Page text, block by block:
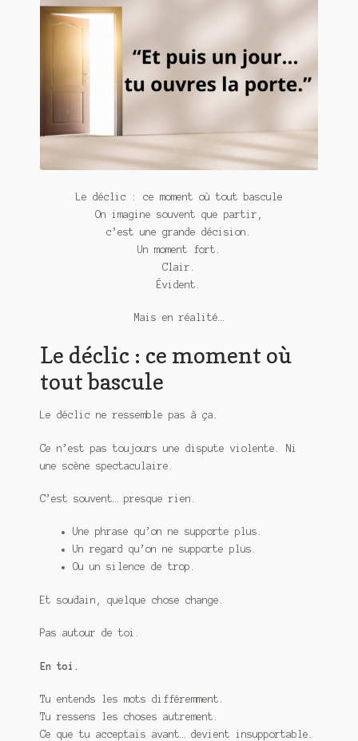
De(s)tracteur réduit au silence
Entre père et fils
Il fallait me laisser mourir
Les boules du Père Noël
Meurtre en alternance
Mon admirateur de l’avent
Sans retour
Une baffe et ça repart
Le déclic : ce moment où tout bascule
On imagine souvent que partir,
c’est une grande décision.
Un moment fort.
Clair.
Évident.
Mais en réalité…
Le déclic : ce moment où
tout bascule
Le déclic ne ressemble pas à ça.
Ce n’est pas toujours une dispute violente. Ni
une scène spectaculaire.
C’est souvent… presque rien.
Une phrase qu’on ne supporte plus.
Un regard qu’on ne supporte plus.
Ou un silence de trop.
Et soudain, quelque chose change.
Pas autour de toi.
En toi.
Tu entends les mots différemment.
Tu ressens les choses autrement.
Ce que tu acceptais avant… devient insupportable.